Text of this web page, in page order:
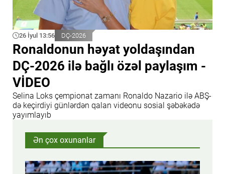
26 İyul 13:56 DÇ-2026
Ronaldonun həyat yoldaşından
DÇ-2026 ilə bağlı özəl paylaşım -
VİDEO
Selina Loks çempionat zamanı Ronaldo Nazario ilə ABŞ-
də keçirdiyi günlərdən qalan videonu sosial şəbəkədə
yayımlayıb
Ən çox oxunanlar